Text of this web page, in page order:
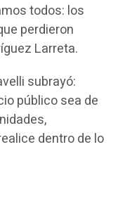
todos: los
perdieron
Larreta.
subrayó:
público sea de
dentro de lo